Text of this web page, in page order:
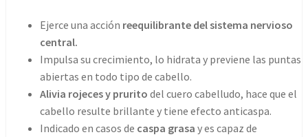
Ejerce una acción reequilibrante del sistema nervioso
central.
Impulsa su crecimiento, lo hidrata y previene las puntas
abiertas en todo tipo de cabello.
Alivia rojeces y prurito del cuero cabelludo, hace que el
cabello resulte brillante y tiene efecto anticaspa.
Indicado en casos de caspa grasa y es capaz de